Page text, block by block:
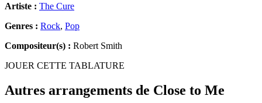
Artiste : The Cure
Genres : Rock, Pop
Compositeur(s) : Robert Smith
JOUER CETTE TABLATURE
Autres arrangements de Close to Me